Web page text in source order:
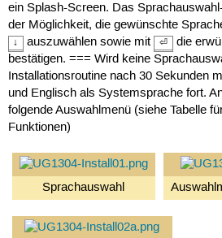
ein Splash-Screen. Das
der Möglichkeit, die gewünschte
↓
auszuwählen sowie mit ⏎
die
bestätigen. === Wird keine
Installationsroutine nach 30 Sekunden
und Englisch als Systemsprache fort.
folgende Auswahlmenü (siehe Tabelle
Funktionen)
Sprachauswahl